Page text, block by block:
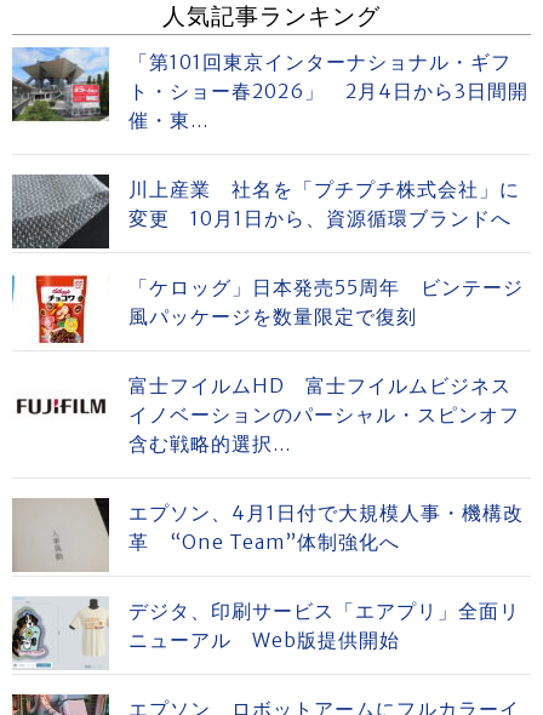
人気記事ランキング
「第101回東京インターナショナル・ギフ
ト・ショー春2026」 2月4日から3日間開
催・東...
川上産業 社名を「プチプチ株式会社」に
変更 10月1日から、資源循環ブランドへ
「ケロッグ」日本発売55周年 ビンテージ
風パッケージを数量限定で復刻
富士フイルムHD 富士フイルムビジネス
イノベーションのパーシャル・スピンオフ
含む戦略的選択...
エプソン、4月1日付で大規模人事・機構改
革 “One Team”体制強化へ
デジタ、印刷サービス「エアプリ」全面リ
ニューアル Web版提供開始
エプソン ロボットアームにフルカラーイ